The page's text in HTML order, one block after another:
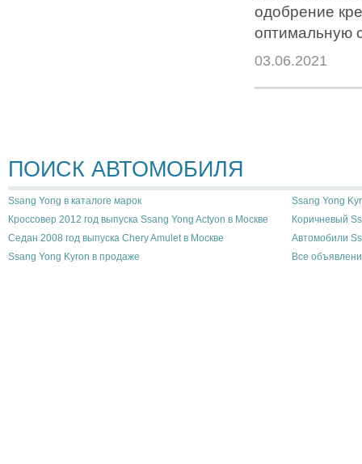
одобрение
оптимальную
03.06.2021
ПОИСК АВТОМОБИЛЯ
Ssang Yong в каталоге марок
Ssang Yong
Кроссовер 2012 год выпуска Ssang Yong Actyon в Москве
Коричневый
Седан 2008 год выпуска Chery Amulet в Москве
Автомобили
Ssang Yong Kyron в продаже
Все